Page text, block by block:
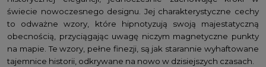
świecie nowoczesnego designu. Jej charakterystyczne cechy
to odważne wzory, które hipnotyzują swoją majestatyczną
obecnością, przyciągając uwagę niczym magnetyczne punkty
na mapie. Te wzory, pełne finezji, są jak starannie wyhaftowane
tajemnice historii, odkrywane na nowo w dzisiejszych czasach.